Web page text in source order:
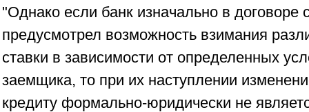
"Однако если банк изначально в договоре
предусмотрел возможность взимания
ставки в зависимости от определенных
заемщика, то при их наступлении
кредиту формально-юридически не